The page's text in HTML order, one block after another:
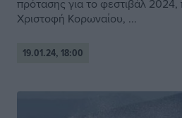
πρότασης για το φεστιβάλ
Χριστοφή Κορωναίου, ...
19.01.24, 18:00